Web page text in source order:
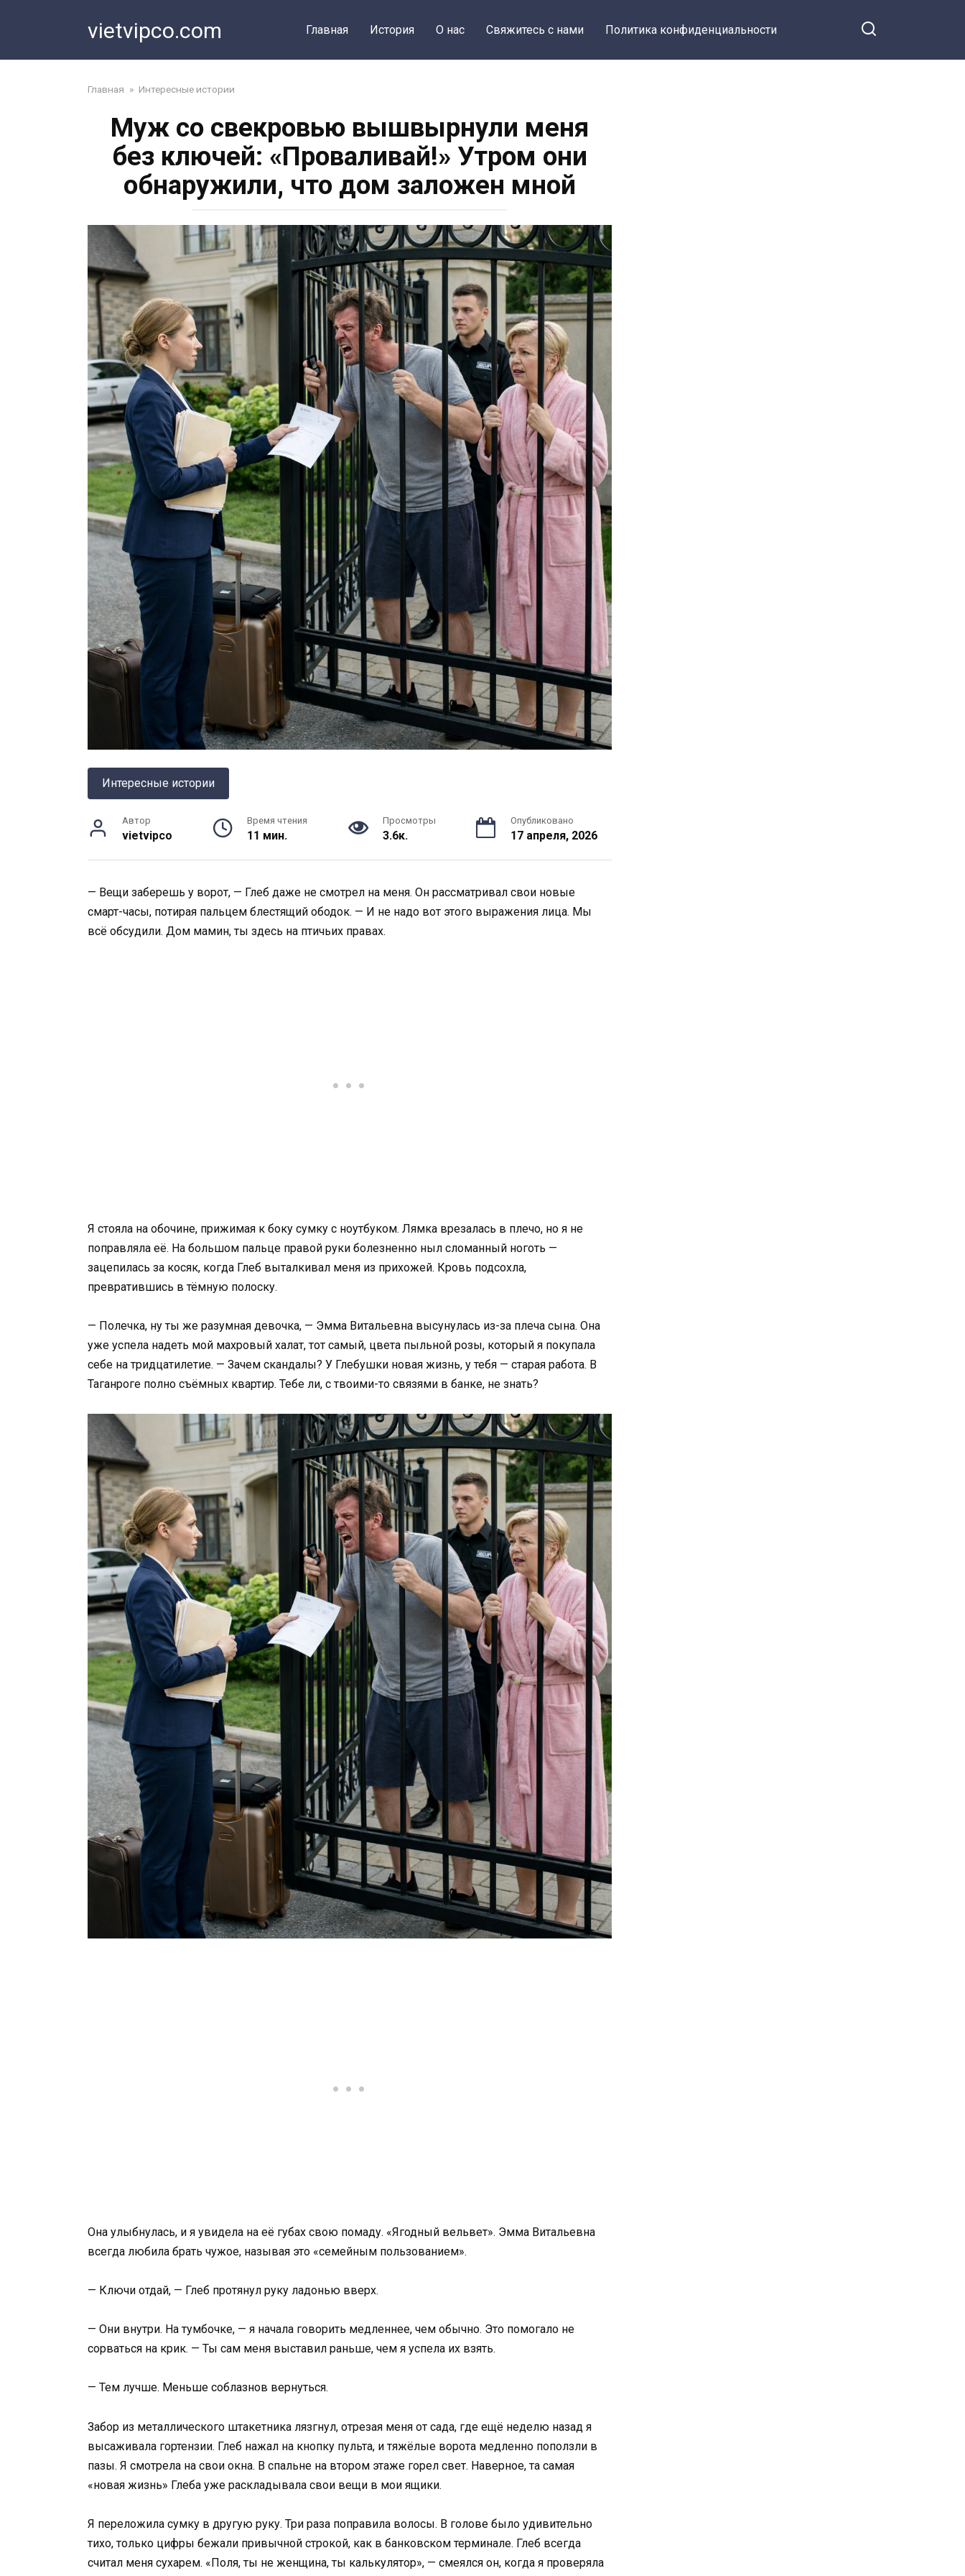
vietvipco.com Главная История О нас Свяжитесь с нами Политика конфиденциальности
Главная » Интересные истории
Муж со свекровью вышвырнули меня
без ключей: «Проваливай!» Утром они
обнаружили, что дом заложен мной
Интересные истории
Автор
vietvipco
Время чтения
11 мин.
Просмотры
3.6к.
Опубликовано
17 апреля, 2026
— Вещи заберешь у ворот, — Глеб даже не смотрел на меня. Он рассматривал свои новые
смарт-часы, потирая пальцем блестящий ободок. — И не надо вот этого выражения лица. Мы
всё обсудили. Дом мамин, ты здесь на птичьих правах.
Я стояла на обочине, прижимая к боку сумку с ноутбуком. Лямка врезалась в плечо, но я не
поправляла её. На большом пальце правой руки болезненно ныл сломанный ноготь —
зацепилась за косяк, когда Глеб выталкивал меня из прихожей. Кровь подсохла,
превратившись в тёмную полоску.
— Полечка, ну ты же разумная девочка, — Эмма Витальевна высунулась из-за плеча сына. Она
уже успела надеть мой махровый халат, тот самый, цвета пыльной розы, который я покупала
себе на тридцатилетие. — Зачем скандалы? У Глебушки новая жизнь, у тебя — старая работа. В
Таганроге полно съёмных квартир. Тебе ли, с твоими-то связями в банке, не знать?
Она улыбнулась, и я увидела на её губах свою помаду. «Ягодный вельвет». Эмма Витальевна
всегда любила брать чужое, называя это «семейным пользованием».
— Ключи отдай, — Глеб протянул руку ладонью вверх.
— Они внутри. На тумбочке, — я начала говорить медленнее, чем обычно. Это помогало не
сорваться на крик. — Ты сам меня выставил раньше, чем я успела их взять.
— Тем лучше. Меньше соблазнов вернуться.
Забор из металлического штакетника лязгнул, отрезая меня от сада, где ещё неделю назад я
высаживала гортензии. Глеб нажал на кнопку пульта, и тяжёлые ворота медленно поползли в
пазы. Я смотрела на свои окна. В спальне на втором этаже горел свет. Наверное, та самая
«новая жизнь» Глеба уже раскладывала свои вещи в мои ящики.
Я переложила сумку в другую руку. Три раза поправила волосы. В голове было удивительно
тихо, только цифры бежали привычной строкой, как в банковском терминале. Глеб всегда
считал меня сухарем. «Поля, ты не женщина, ты калькулятор», — смеялся он, когда я проверяла